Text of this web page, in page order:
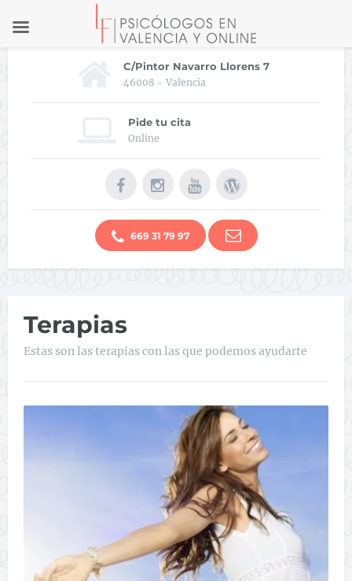
C/Pintor Navarro Llorens 7
46008 - Valencia
Pide tu cita
Online
669 31 79 97
Terapias
Estas son las terapias con las que podemos ayudarte